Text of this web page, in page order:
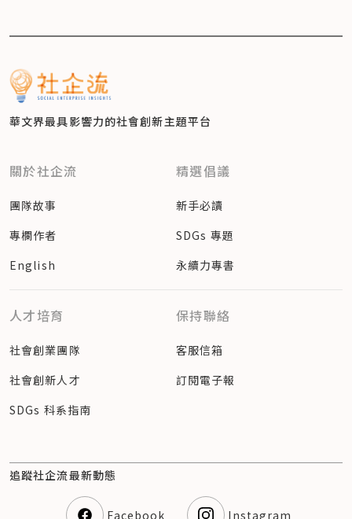
華文界最具影響力的社會創新主題平台
關於社企流
團隊故事
專欄作者
English
精選倡議
新手必讀
SDGs 專題
永續力專書
人才培育
社會創業團隊
社會創新人才
SDGs 科系指南
保持聯絡
客服信箱
訂閱電子報
追蹤社企流最新動態
Facebook Instagram